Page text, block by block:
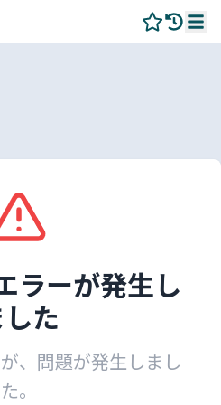
ラーが発生し
した
、問題が発生しまし
た。